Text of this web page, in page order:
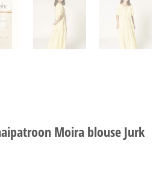
Moira blouse Jurk